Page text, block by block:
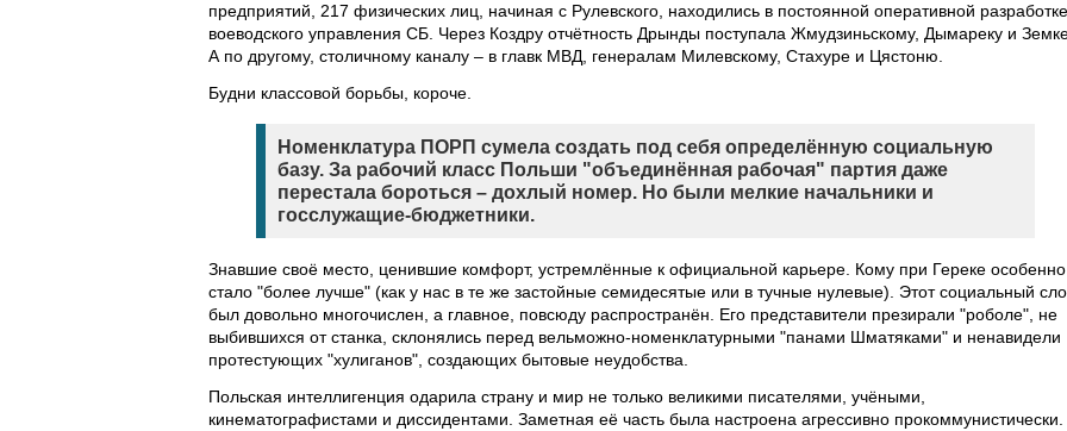
предприятий, 217 физических лиц, начиная с Рулевского, находились в постоянной оперативной разработке
воеводского управления СБ. Через Коздру отчётность Дрынды поступала Жмудзиньскому, Дымареку и
А по другому, столичному каналу – в главк МВД, генералам Милевскому, Стахуре и Цястоню.
Будни классовой борьбы, короче.
Номенклатура ПОРП сумела создать под себя определённую социальную
базу. За рабочий класс Польши "объединённая рабочая" партия даже
перестала бороться – дохлый номер. Но были мелкие начальники и
госслужащие-бюджетники.
Знавшие своё место, ценившие комфорт, устремлённые к официальной карьере. Кому при Гереке особенно
стало "более лучше" (как у нас в те же застойные семидесятые или в тучные нулевые). Этот социальный
был довольно многочислен, а главное, повсюду распространён. Его представители презирали "роболе", не
выбившихся от станка, склонялись перед вельможно-номенклатурными "панами Шматяками" и ненавидели
протестующих "хулиганов", создающих бытовые неудобства.
Польская интеллигенция одарила страну и мир не только великими писателями, учёными,
кинематографистами и диссидентами. Заметная её часть была настроена агрессивно прокоммунистически.